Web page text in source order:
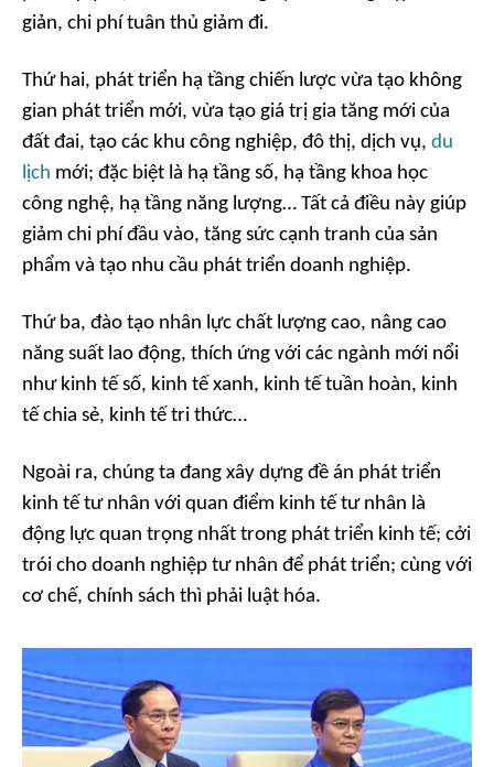
giản, chi phí tuân thủ giảm đi.
Thứ hai, phát triển hạ tầng chiến lược vừa tạo không
gian phát triển mới, vừa tạo giá trị gia tăng mới của
đất đai, tạo các khu công nghiệp, đô thị, dịch vụ, du
lịch mới; đặc biệt là hạ tầng số, hạ tầng khoa học
công nghệ, hạ tầng năng lượng… Tất cả điều này giúp
giảm chi phí đầu vào, tăng sức cạnh tranh của sản
phẩm và tạo nhu cầu phát triển doanh nghiệp.
Thứ ba, đào tạo nhân lực chất lượng cao, nâng cao
năng suất lao động, thích ứng với các ngành mới nổi
như kinh tế số, kinh tế xanh, kinh tế tuần hoàn, kinh
tế chia sẻ, kinh tế tri thức…
Ngoài ra, chúng ta đang xây dựng đề án phát triển
kinh tế tư nhân với quan điểm kinh tế tư nhân là
động lực quan trọng nhất trong phát triển kinh tế; cởi
trói cho doanh nghiệp tư nhân để phát triển; cùng với
cơ chế, chính sách thì phải luật hóa.